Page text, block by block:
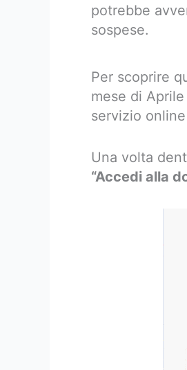
potrebbe
sospese.
Per scoprire
mese di
servizio online
Una volta
“Accedi alla